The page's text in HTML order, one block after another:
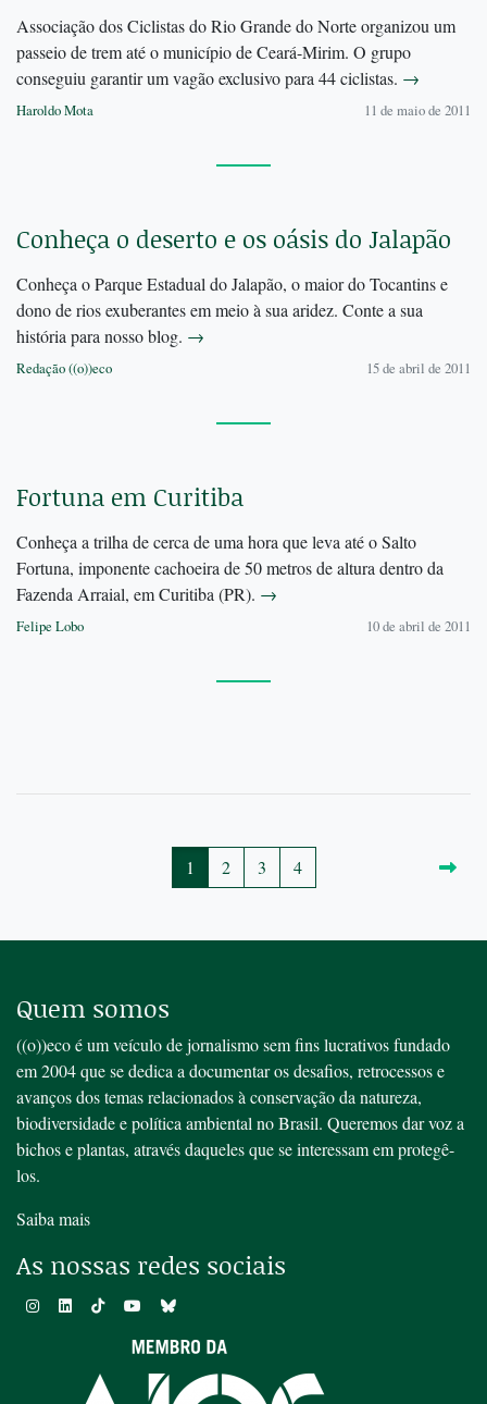
Associação dos Ciclistas do Rio Grande do Norte organizou um
passeio de trem até o município de Ceará-Mirim. O grupo
conseguiu garantir um vagão exclusivo para 44 ciclistas. →
Haroldo Mota 11 de maio de 2011
Conheça o deserto e os oásis do Jalapão
Conheça o Parque Estadual do Jalapão, o maior do Tocantins e
dono de rios exuberantes em meio à sua aridez. Conte a sua
história para nosso blog. →
Redação ((o))eco 15 de abril de 2011
Fortuna em Curitiba
Conheça a trilha de cerca de uma hora que leva até o Salto
Fortuna, imponente cachoeira de 50 metros de altura dentro da
Fazenda Arraial, em Curitiba (PR). →
Felipe Lobo 10 de abril de 2011
1 2 3 4
Quem somos
((o))eco é um veículo de jornalismo sem fins lucrativos fundado
em 2004 que se dedica a documentar os desafios, retrocessos e
avanços dos temas relacionados à conservação da natureza,
biodiversidade e política ambiental no Brasil. Queremos dar voz a
bichos e plantas, através daqueles que se interessam em protegê-
los.
Saiba mais
As nossas redes sociais